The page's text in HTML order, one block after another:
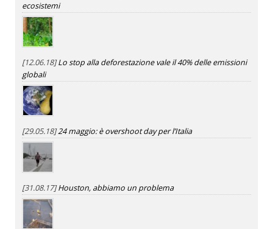
ecosistemi
[12.06.18]Lo stop alla deforestazione vale il 40% delle emissioni
globali
[29.05.18]24 maggio: è overshoot day per l’Italia
[31.08.17]Houston, abbiamo un problema